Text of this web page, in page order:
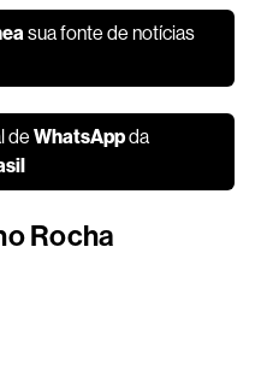
sua fonte de notícias
deWhatsAppda
Rocha